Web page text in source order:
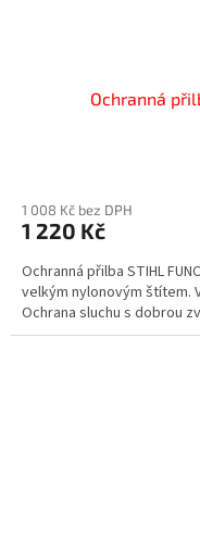
Ochranná
1 008 Kč bez DPH
1 220 Kč
Ochranná přilba STIHL
velkým nylonovým štítem.
Ochrana sluchu s dobrou